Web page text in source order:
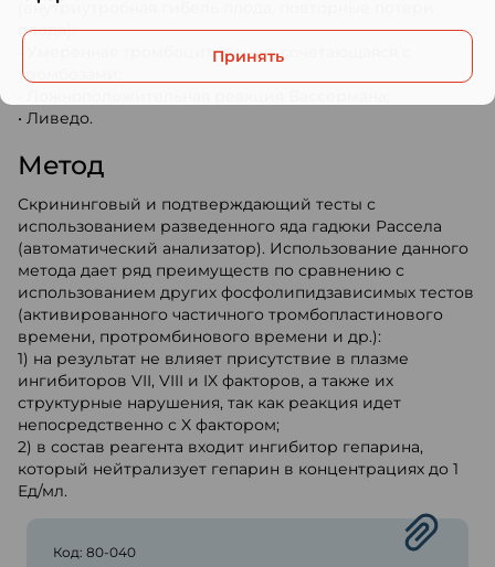
(внутриутробная гибель плода, повторные потери
плода);
• Умеренная тромбоцитопения, сочетающаяся с
тромбозами;
• Ливедо.
Метод
Скрининговый и подтверждающий тесты с
использованием разведенного яда гадюки Рассела
(автоматический анализатор). Использование данного
метода дает ряд преимуществ по сравнению с
использованием других фосфолипидзависимых тестов
(активированного частичного тромбопластинового
времени, протромбинового времени и др.):
1) на результат не влияет присутствие в плазме
ингибиторов VII, VIII и IX факторов, а также их
структурные нарушения, так как реакция идет
непосредственно с X фактором;
2) в состав реагента входит ингибитор гепарина,
который нейтрализует гепарин в концентрациях до 1
Ед/мл.
Код: 80-040
Принять